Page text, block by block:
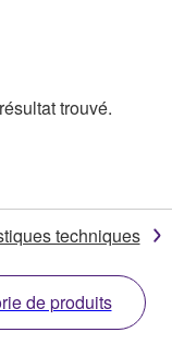
trouvé.
techniques
de produits